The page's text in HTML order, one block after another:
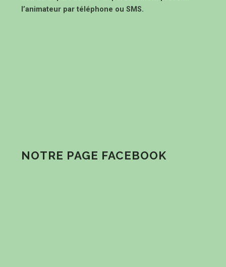
l’animateur par téléphone ou SMS.
NOTRE PAGE FACEBOOK